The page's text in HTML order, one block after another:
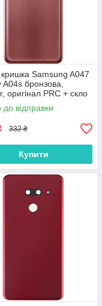
Samsung A047
A04s бронзова,
оригінал PRC + скло
до відправки
332 ₴
Купити